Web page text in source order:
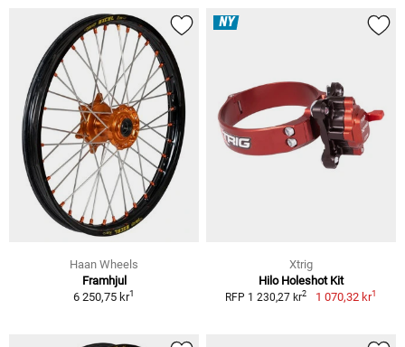
Haan Wheels
Framhjul
6 250,75 kr1
NY
Xtrig
Hilo Holeshot Kit
RFP 1 230,27 kr2 1 070,32 kr1